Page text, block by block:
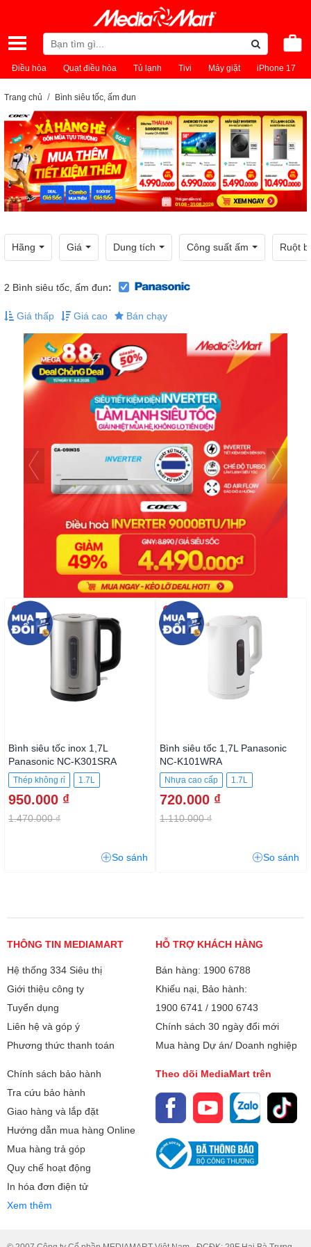
Điều hòa Quạt điều hòa Tủ lạnh Tivi Máy giặt iPhone 17
Trang chủ Bình siêu tốc, ấm đun
Hãng Giá Dung tích Công suất ấm Ruột
2 Bình siêu tốc, ấm đun:
Giá thấp Giá cao Bán chạy
Bình siêu tốc inox 1,7L
Panasonic NC-K301SRA
Thép không rỉ
1.7L
1850 - 2200 W
950.000 ₫
1.470.000 ₫
-35%
So sánh
Bình siêu tốc 1,7L Panasonic
NC-K101WRA
Nhựa cao cấp
1.7L
1850-2200W
720.000 ₫
1.110.000 ₫
-35%
So sánh
THÔNG TIN MEDIAMART
Hệ thống 334 Siêu thị
Giới thiệu công ty
Tuyển dụng
Liên hệ và góp ý
Phương thức thanh toán
HỖ TRỢ KHÁCH HÀNG
Bán hàng: 1900 6788
Khiếu nại, Bảo hành:
1900 6741 / 1900 6743
Chính sách 30 ngày đổi mới
Mua hàng Dự án/ Doanh nghiệp
Chính sách bảo hành
Tra cứu bảo hành
Giao hàng và lắp đặt
Hướng dẫn mua hàng Online
Mua hàng trả góp
Quy chế hoạt động
In hóa đơn điện tử
Xem thêm
Theo dõi MediaMart trên